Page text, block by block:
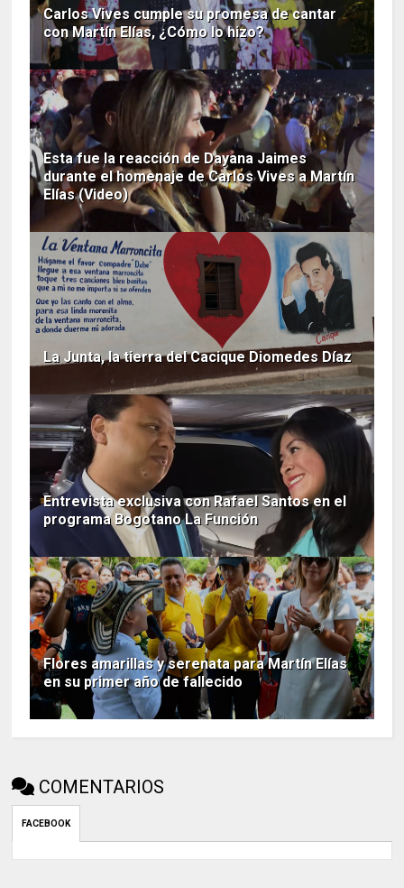
Carlos Vives cumple su promesa de cantar
con Martín Elías, ¿Cómo lo hizo?
Esta fue la reacción de Dayana Jaimes
durante el homenaje de Carlos Vives a Martín
Elías (Video)
La Junta, la tierra del Cacique Diomedes Díaz
Entrevista exclusiva con Rafael Santos en el
programa Bogotano La Función
Flores amarillas y serenata para Martín Elías
en su primer año de fallecido
COMENTARIOS
FACEBOOK